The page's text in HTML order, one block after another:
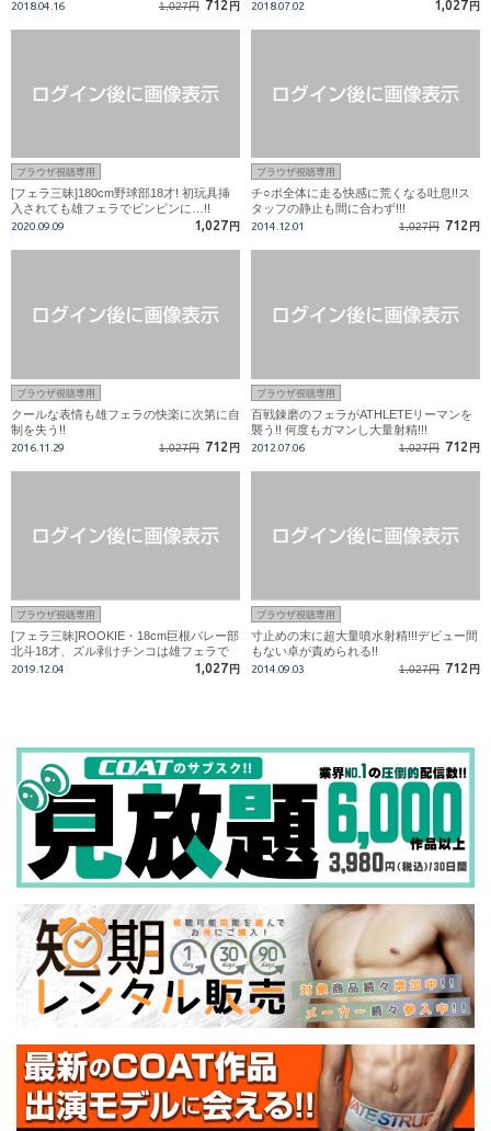
2018.04.16 1,027円 712 円 我慢はどこまでもつか!!
2018.07.02 1,027 円
ブラウザ視聴専用
[フェラ三昧]180cm野球部18才! 初玩具挿
入されても雄フェラでビンビンに…!!
2020.09.09 1,027 円
ブラウザ視聴専用
チ○ポ全体に走る快感に荒くなる吐息!!ス
タッフの静止も間に合わず!!!
2014.12.01 1,027円 712 円
ブラウザ視聴専用
クールな表情も雄フェラの快楽に次第に自
制を失う!!
2016.11.29 1,027円 712 円
ブラウザ視聴専用
百戦錬磨のフェラがATHLETEリーマンを
襲う!! 何度もガマンし大量射精!!!
2012.07.06 1,027円 712 円
ブラウザ視聴専用
[フェラ三昧]ROOKIE・18cm巨根バレー部
北斗18才、ズル剥けチンコは雄フェラで
即勃ち!
2019.12.04 1,027 円
ブラウザ視聴専用
寸止めの末に超大量噴水射精!!!デビュー間
もない卓が責められる!!
2014.09.03 1,027円 712 円